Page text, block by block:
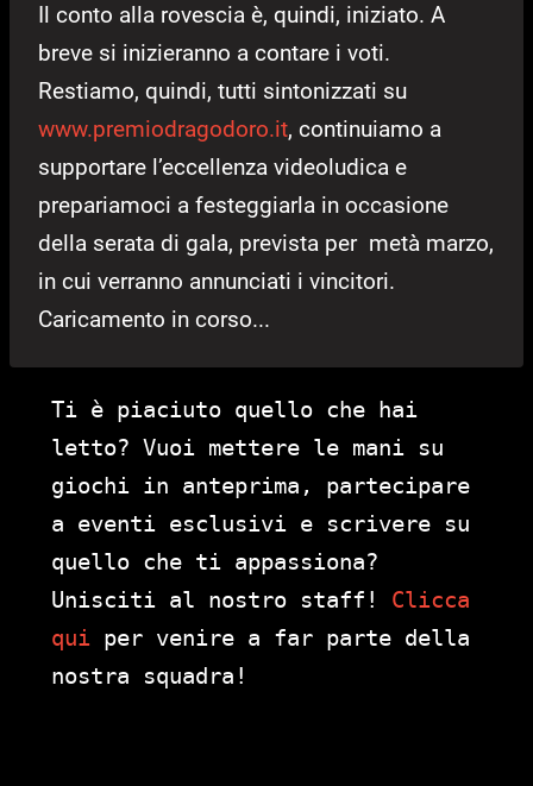
Il conto alla rovescia è, quindi, iniziato. A
breve si inizieranno a contare i voti.
Restiamo, quindi, tutti sintonizzati su
www.premiodragodoro.it, continuiamo a
supportare l’eccellenza videoludica e
prepariamoci a festeggiarla in occasione
della serata di gala, prevista per metà marzo,
in cui verranno annunciati i vincitori.
Caricamento in corso...
Ti è piaciuto quello che hai
letto? Vuoi mettere le mani su
giochi in anteprima, partecipare
a eventi esclusivi e scrivere su
quello che ti appassiona?
Unisciti al nostro staff! Clicca
qui per venire a far parte della
nostra squadra!